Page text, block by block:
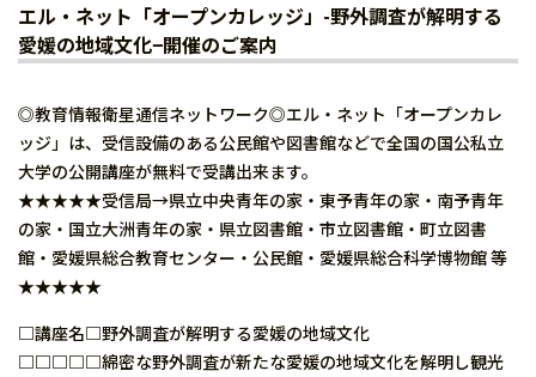
エル・ネット「オープンカレッジ」-野外調査が解明する
愛媛の地域文化−開催のご案内
◎教育情報衛星通信ネットワーク◎エル・ネット「オープンカレ
ッジ」は、受信設備のある公民館や図書館などで全国の国公私立
大学の公開講座が無料で受講出来ます。
★★★★★受信局→県立中央青年の家・東予青年の家・南予青年
の家・国立大洲青年の家・県立図書館・市立図書館・町立図書
館・愛媛県総合教育センター・公民館・愛媛県総合科学博物館 等
★★★★★
□講座名□野外調査が解明する愛媛の地域文化
□□□□□綿密な野外調査が新たな愛媛の地域文化を解明し観光